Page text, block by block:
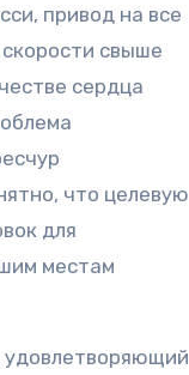
привод на все
свыше
сердца
что целевую
для
местам
удовлетворяющий